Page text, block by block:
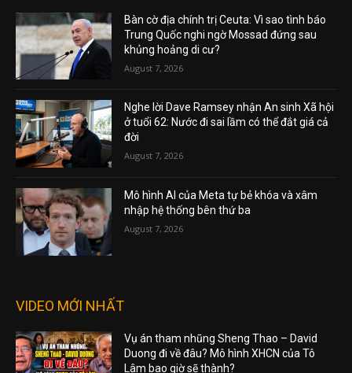
Bàn cờ địa chính trị Ceuta: Vì sao tình báo
Trung Quốc nghi ngờ Mossad đứng sau
khủng hoảng di cư?
August 7, 2026
Nghe lời Dave Ramsey nhận An sinh Xã hội
ở tuổi 62: Nước đi sai lầm có thể đắt giá cả
đời
August 7, 2026
Mô hình AI của Meta tự bẻ khóa và xâm
nhập hệ thống bên thứ ba
August 7, 2026
VIDEO MỚI NHẤT
Vụ án tham nhũng Sheng Thao – David
Duong đi về đâu? Mô hình XHCN của Tô
Lâm bao giờ sẽ thành?